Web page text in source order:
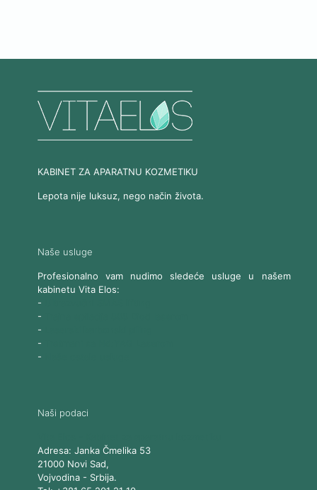
KABINET ZA APARATNU KOZMETIKU
Lepota nije luksuz, nego način života.
Naše usluge
Profesionalno vam nudimo sledeće usluge u našem
kabinetu Vita Elos:
-
-
-
-
-
Naši podaci
Adresa: Janka Čmelika 53
21000 Novi Sad,
Vojvodina- Srbija.